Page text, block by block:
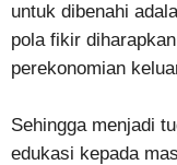
untuk dibenahi
pola fikir
perekonomian
Sehingga menjadi
edukasi kepada